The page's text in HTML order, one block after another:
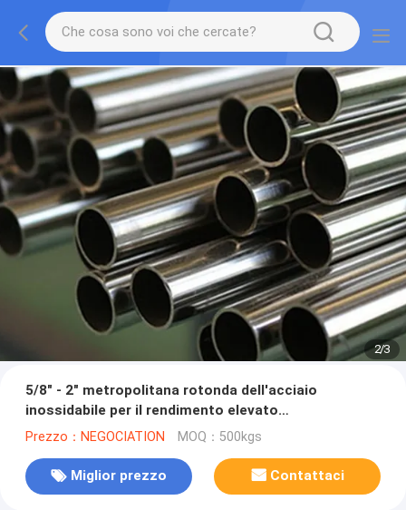
2/3
5/8" - 2" metropolitana rotonda dell'acciaio
inossidabile per il rendimento elevato
automobilistico di ASME SA268
Prezzo：NEGOCIATION MOQ：500kgs
Miglior prezzo Contattaci